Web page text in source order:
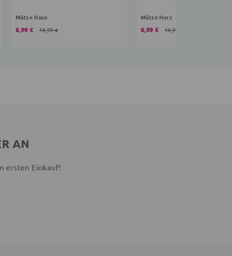
Mütze Hase
8,99 € 14,99 €
Mütze Herz
8,99 € 14,99 €
AN
ersten Einkauf!